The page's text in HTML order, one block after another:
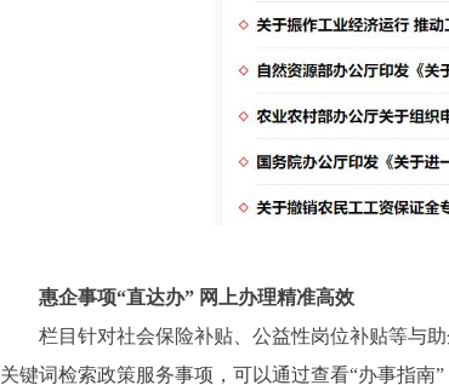
惠企事项“直达办” 网上办理精准高效
栏目针对社会保险补贴、公益性岗位补贴等与助
关键词检索政策服务事项，可以通过查看“办事指南